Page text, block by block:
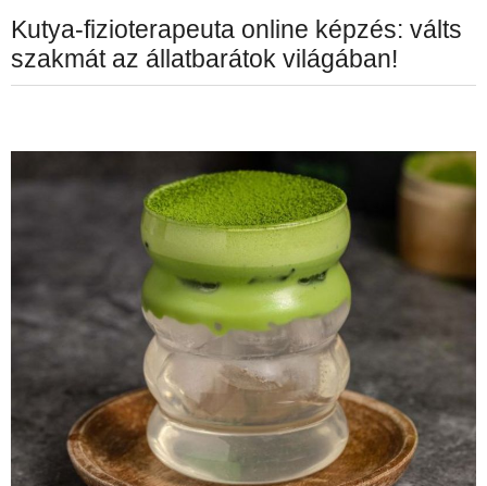
Kutya-fizioterapeuta online képzés: válts
szakmát az állatbarátok világában!